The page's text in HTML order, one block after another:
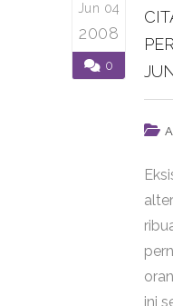
Jun 04
2008
0
ini